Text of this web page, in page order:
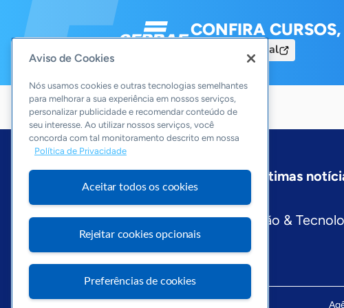
CONFIRA
Acesse o Portal
Sobre a ASN Últimas
Editorias
Economia & PolíticaInovação &
Aviso de Cookies
Nós usamos cookies e outras tecnologias semelhantes
para melhorar a sua experiência em nossos serviços,
personalizar publicidade e recomendar conteúdo de
seu interesse. Ao utilizar nossos serviços, você
concorda com tal monitoramento descrito em nossa
Política de Privacidade
Aceitar todos os cookies
Rejeitar cookies opcionais
Preferências de cookies